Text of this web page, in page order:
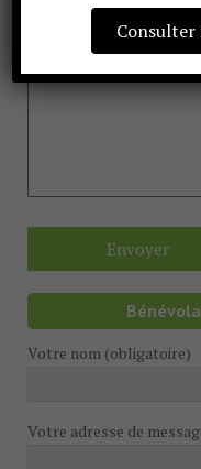
Votre nom (obligatoire)
Votre adresse de
Consulter